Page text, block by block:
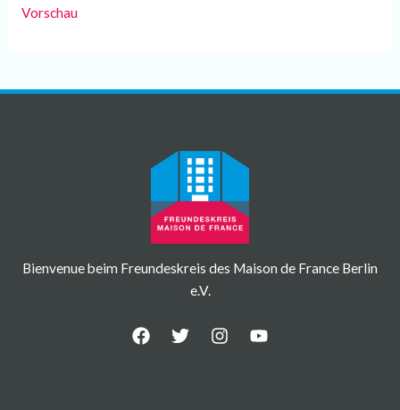
Vorschau
Bienvenue beim Freundeskreis des Maison de France Berlin
e.V.